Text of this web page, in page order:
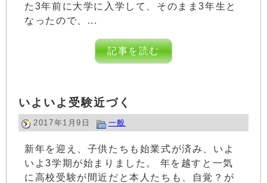
た3年前に大学に入学して、そのまま3年生と
なったので、...
記事を読む
いよいよ受験近づく
2017年1月9日 一般
新年を迎え、子供たちも始業式が済み、いよ
いよ3学期が始まりました。 年を越すと一気
に高校受験が間近だと本人たちも、自覚？が